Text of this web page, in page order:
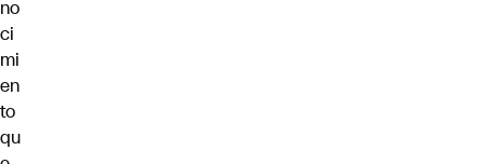
no
ci
mi
en
to
qu